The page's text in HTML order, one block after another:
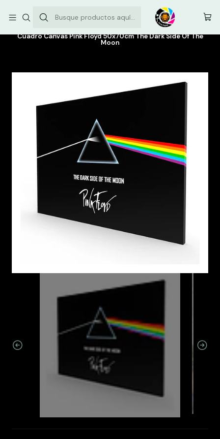
Envíos comunas de la Región Metropolitana: $3.500
Cuadro Canvas Pink Floyd 50x70cm The Dark Side Of The
Moon